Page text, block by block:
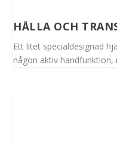
HÅLLA OCH
Ett litet specialdesignad
någon aktiv handfunktion,